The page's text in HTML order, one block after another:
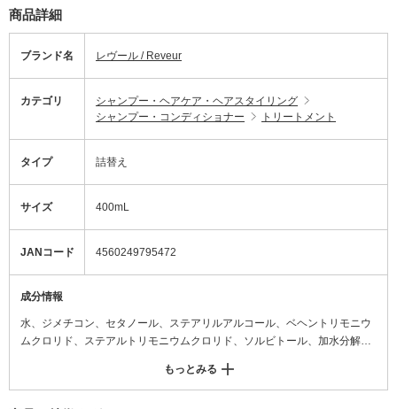
商品詳細
ブランド名 レヴール / Reveur
カテゴリ
シャンプー・ヘアケア・ヘアスタイリング
シャンプー・コンディショナー
トリートメント
タイプ 詰替え
サイズ 400mL
JANコード 4560249795472
成分情報
水、ジメチコン、セタノール、ステアリルアルコール、ベヘントリモニウ
ムクロリド、ステアルトリモニウムクロリド、ソルビトール、加水分解エ
ク、ワサビノキ種子エキス、加水分解酵母タンパク、リンゴ果実培養細胞
エキス、チャ葉エキス、ケール葉エキス、アロエベラ葉エキス、ライム果
もっとみる